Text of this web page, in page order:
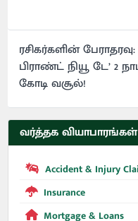
ரசிகர்களின்
பிராண்ட் நியூ டே’ 2
கோடி வசூல்!
வர்த்தக வியாபாரங்கள்
Accident & Injury
Insurance
Mortgage & Loans